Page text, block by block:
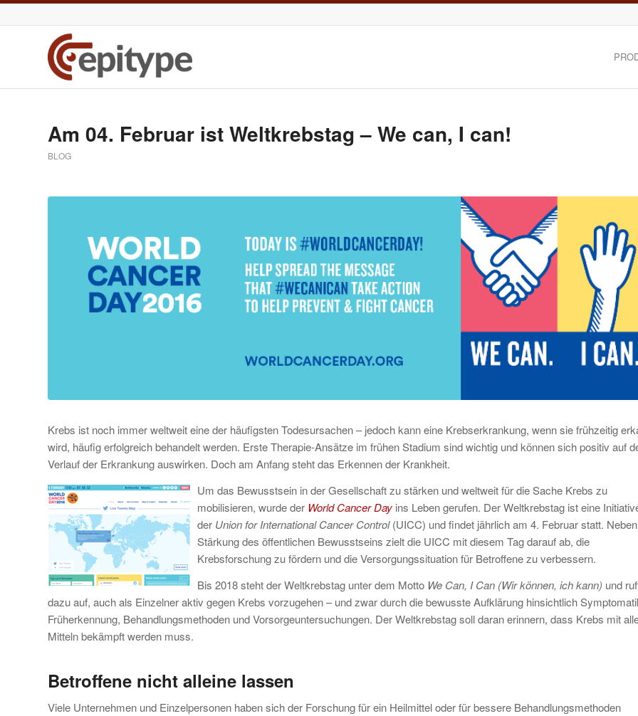
Am 04. Februar ist Weltkrebstag – We can, I can!
BLOG
Krebs ist noch immer weltweit eine der häufigsten Todesursachen – jedoch kann eine Krebserkrankung, wenn sie frühzeitig
wird, häufig erfolgreich behandelt werden. Erste Therapie-Ansätze im frühen Stadium sind wichtig und können sich positiv auf
Verlauf der Erkrankung auswirken. Doch am Anfang steht das Erkennen der Krankheit.
Um das Bewusstsein in der Gesellschaft zu stärken und weltweit für die Sache Krebs zu
mobilisieren, wurde der World Cancer Day ins Leben gerufen. Der Weltkrebstag ist eine
der Union for International Cancer Control(UICC) und findet jährlich am 4. Februar statt.
Stärkung des öffentlichen Bewusstseins zielt die UICC mit diesem Tag darauf ab, die
Krebsforschung zu fördern und die Versorgungssituation für Betroffene zu verbessern.
Bis 2018 steht der Weltkrebstag unter dem Motto We Can, I Can (Wir können, ich kann) und
dazu auf, auch als Einzelner aktiv gegen Krebs vorzugehen – und zwar durch die bewusste Aufklärung hinsichtlich
Früherkennung, Behandlungsmethoden und Vorsorgeuntersuchungen. Der Weltkrebstag soll daran erinnern, dass Krebs mit
Mitteln bekämpft werden muss.
Betroffene nicht alleine lassen
Viele Unternehmen und Einzelpersonen haben sich der Forschung für ein Heilmittel oder für bessere Behandlungsmethoden